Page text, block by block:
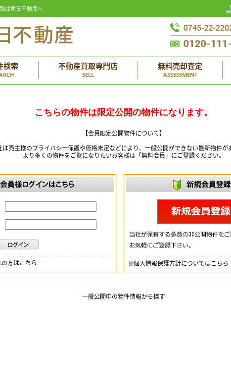
は朝日不動産へ
検索 不動産買取専門店
SELL
無料売却査定
ASSESSMENT
こちらの物件は限定公開の物件になります。
【会員限定公開物件について】
は売主様のプライバシー保護や価格未定などにより、一般公開ができない最新物件が
より多くの物件をご覧になりたいお客様は「無料会員」にご登録ください。
方はこちら ※個人情報保護方針についてはこちら
一般公開中の物件情報から探す